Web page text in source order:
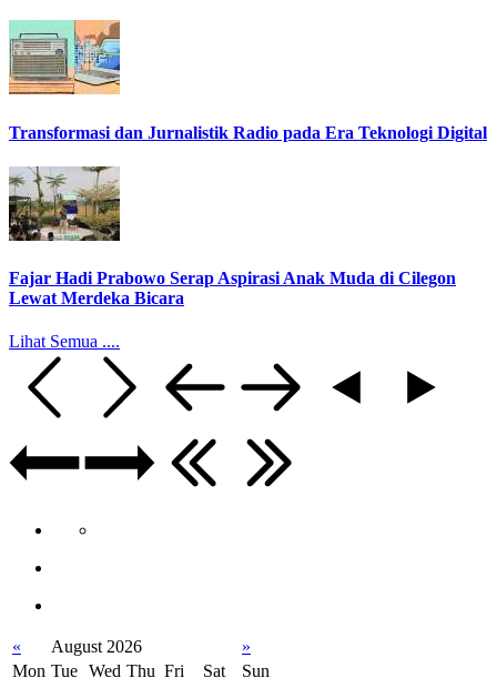
Transformasi dan Jurnalistik Radio pada Era Teknologi Digital
Fajar Hadi Prabowo Serap Aspirasi Anak Muda di Cilegon
Lewat Merdeka Bicara
Lihat Semua ....
« August 2026
»
Mon Tue Wed Thu Fri Sat
Sun